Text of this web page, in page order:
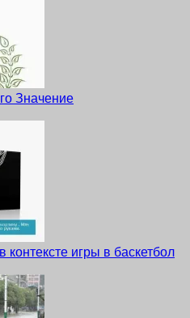
Значение
контексте игры в баскетбол